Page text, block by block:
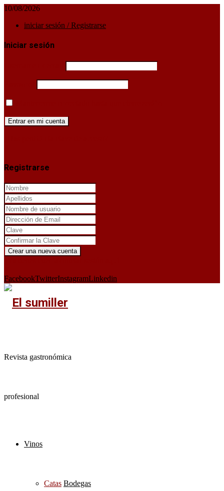
10/08/2026
iniciar sesión / Registrarse
Iniciar sesión
Registrarse
FacebookTwitterInstagramLinkedin
Revista gastronómica
profesional
Vinos
Catas Bodegas